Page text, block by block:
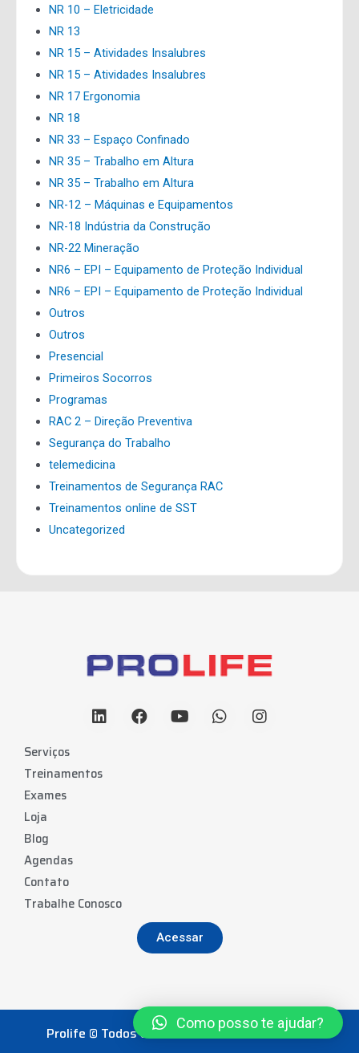
NR 10 – Eletricidade
NR 13
NR 15 – Atividades Insalubres
NR 15 – Atividades Insalubres
NR 17 Ergonomia
NR 18
NR 33 – Espaço Confinado
NR 35 – Trabalho em Altura
NR 35 – Trabalho em Altura
NR-12 – Máquinas e Equipamentos
NR-18 Indústria da Construção
NR-22 Mineração
NR6 – EPI – Equipamento de Proteção Individual
NR6 – EPI – Equipamento de Proteção Individual
Outros
Outros
Presencial
Primeiros Socorros
Programas
RAC 2 – Direção Preventiva
Segurança do Trabalho
telemedicina
Treinamentos de Segurança RAC
Treinamentos online de SST
Uncategorized
Serviços
Treinamentos
Exames
Loja
Blog
Agendas
Contato
Trabalhe Conosco
Acessar
Prolife © Todos os direitos reservados. 2022
Como posso te ajudar?